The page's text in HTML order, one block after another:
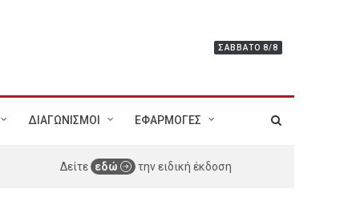
ΣΆΒΒΑΤΟ 8/8
ΔΙΑΓΩΝΙΣΜΟΙ ΕΦΑΡΜΟΓΕΣ
Δείτε εδώ την ειδική έκδοση